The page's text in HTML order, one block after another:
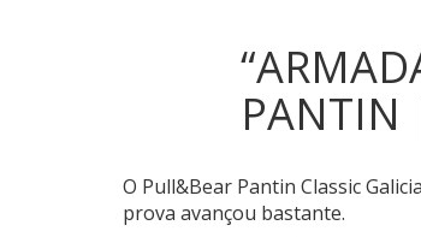
O Pull&Bear Pantin Classic
prova avançou bastante.